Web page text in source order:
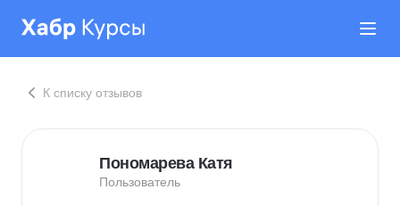
К списку отзывов
Пономарева Катя
Пользователь